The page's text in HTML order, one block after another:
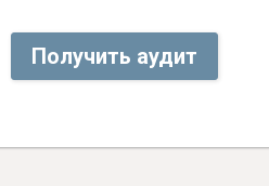
Получить аудит